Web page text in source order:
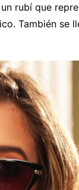
rubí que
También se